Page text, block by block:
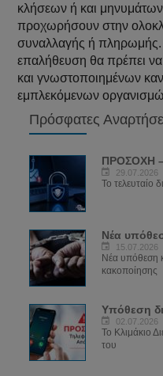
κλήσεων ή και
προχωρήσουν στην
συναλλαγής ή πληρωμής.
επαλήθευση θα πρέπει
και γνωστοποιημένων
εμπλεκόμενων
Πρόσφατες
ΠΡΟΣΟΧΗ –
29.07.2026
Το τελευταίο
Νέα
15.07.2026
Νέα υπόθεση
κακοποίησης
Υπόθεση
02.07.2026
Το Κλιμάκιο
του